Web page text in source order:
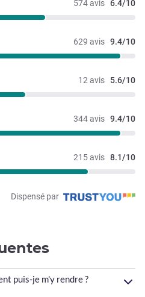
574 avis 6.4/10
629 avis 9.4/10
12 avis 5.6/10
344 avis 9.4/10
215 avis 8.1/10
Dispensé par
puis-je m'y rendre ?